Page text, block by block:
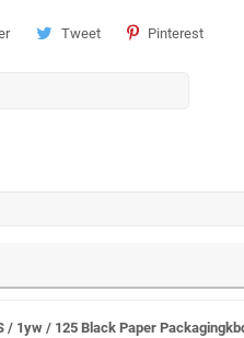
Tweet Pinterest
/ 1yw / 125 Black Paper